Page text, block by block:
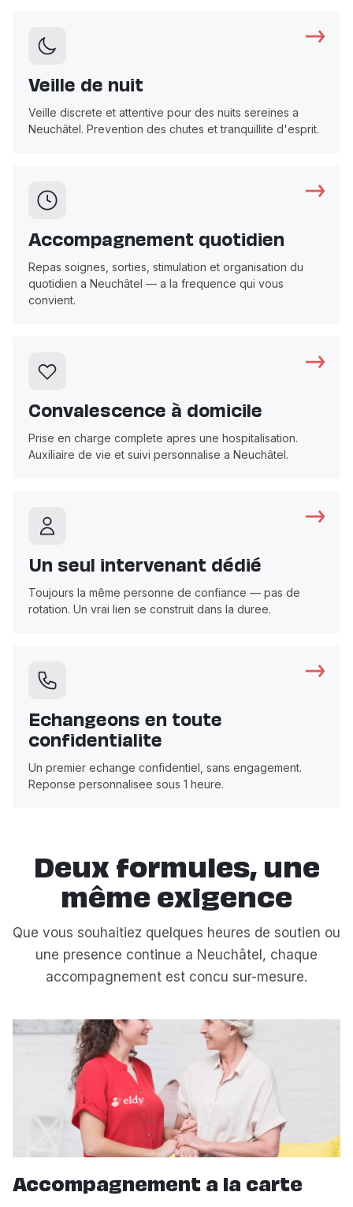
Veille de nuit
Veille discrete et attentive pour des nuits sereines a
Neuchâtel. Prevention des chutes et tranquillite d'esprit.
Accompagnement quotidien
Repas soignes, sorties, stimulation et organisation du
quotidien a Neuchâtel — a la frequence qui vous
convient.
Convalescence à domicile
Prise en charge complete apres une hospitalisation.
Auxiliaire de vie et suivi personnalise a Neuchâtel.
Un seul intervenant dédié
Toujours la même personne de confiance — pas de
rotation. Un vrai lien se construit dans la duree.
Echangeons en toute
confidentialite
Un premier echange confidentiel, sans engagement.
Reponse personnalisee sous 1 heure.
Deux formules, une
même exigence
Que vous souhaitiez quelques heures de soutien ou
une presence continue a Neuchâtel, chaque
accompagnement est concu sur-mesure.
Accompagnement a la carte